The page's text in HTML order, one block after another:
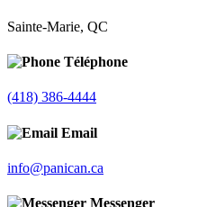
Sainte-Marie, QC
Téléphone
(418) 386-4444
Email
info@panican.ca
Messenger